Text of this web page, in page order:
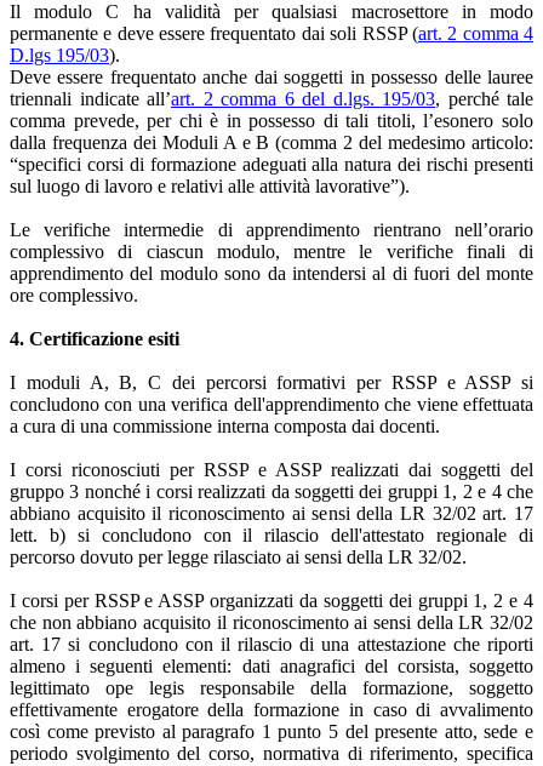
Il modulo C ha validità per qualsiasi macrosettore in modo
permanente e deve essere frequentato dai soli RSSP (art. 2 comma 4
D.lgs 195/03).
Deve essere frequentato anche dai soggetti in possesso delle lauree
triennali indicate all’art. 2 comma 6 del d.lgs. 195/03, perché tale
comma prevede, per chi è in possesso di tali titoli, l’esonero solo
dalla frequenza dei Moduli A e B (comma 2 del medesimo articolo:
“specifici corsi di formazione adeguati alla natura dei rischi presenti
sul luogo di lavoro e relativi alle attività lavorative”).
Le verifiche intermedie di apprendimento rientrano nell’orario
complessivo di ciascun modulo, mentre le verifiche finali di
apprendimento del modulo sono da intendersi al di fuori del monte
ore complessivo.
4. Certificazione esiti
I moduli A, B, C dei percorsi formativi per RSSP e ASSP si
concludono con una verifica dell'apprendimento che viene effettuata
a cura di una commissione interna composta dai docenti.
I corsi riconosciuti per RSSP e ASSP realizzati dai soggetti del
gruppo 3 nonché i corsi realizzati da soggetti dei gruppi 1, 2 e 4 che
abbiano acquisito il riconoscimento ai sensi della LR 32/02 art. 17
lett. b) si concludono con il rilascio dell'attestato regionale di
percorso dovuto per legge rilasciato ai sensi della LR 32/02.
I corsi per RSSP e ASSP organizzati da soggetti dei gruppi 1, 2 e 4
che non abbiano acquisito il riconoscimento ai sensi della LR 32/02
art. 17 si concludono con il rilascio di una attestazione che riporti
almeno i seguenti elementi: dati anagrafici del corsista, soggetto
legittimato ope legis responsabile della formazione, soggetto
effettivamente erogatore della formazione in caso di avvalimento
così come previsto al paragrafo 1 punto 5 del presente atto, sede e
periodo svolgimento del corso, normativa di riferimento, specifica